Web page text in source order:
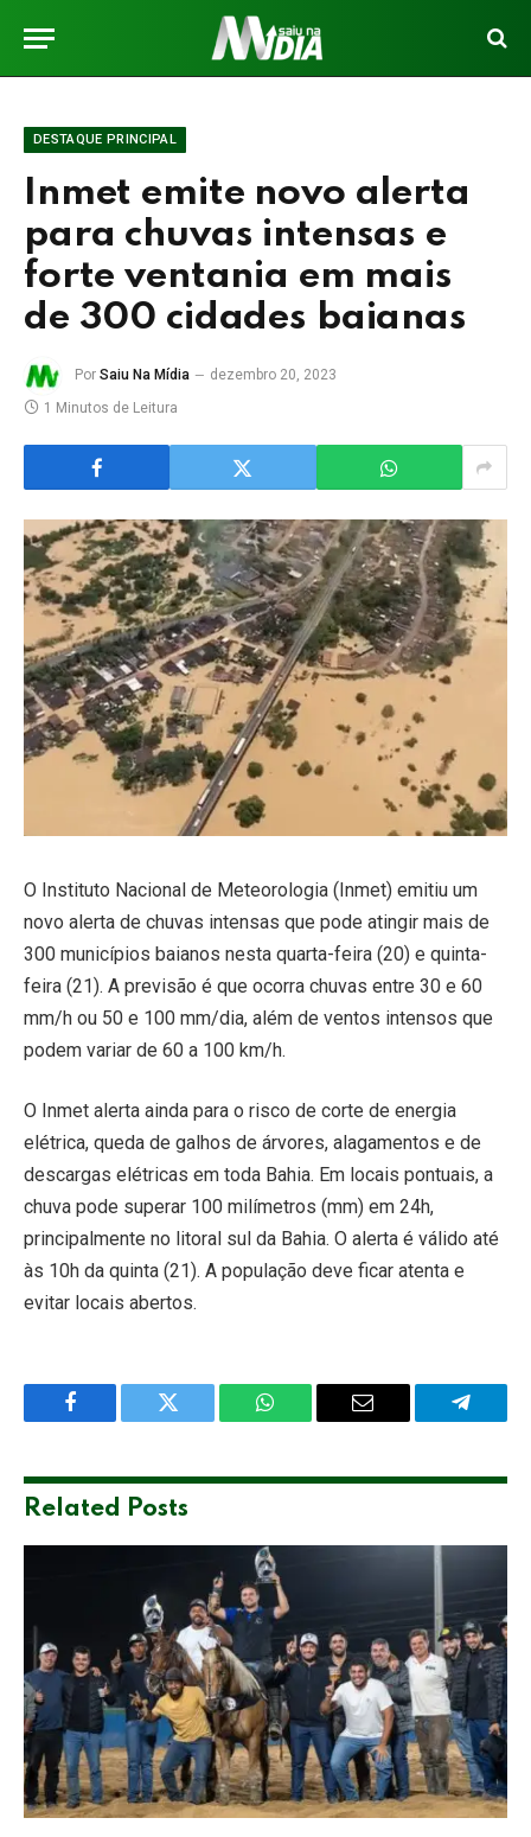
DESTAQUE PRINCIPAL
Inmet emite novo alerta
para chuvas intensas e
forte ventania em mais
de 300 cidades baianas
Por Saiu Na Mídia
dezembro 20, 2023
1 Minutos de Leitura
O Instituto Nacional de Meteorologia (Inmet) emitiu um
novo alerta de chuvas intensas que pode atingir mais de
300 municípios baianos nesta quarta-feira (20) e quinta-
feira (21). A previsão é que ocorra chuvas entre 30 e 60
mm/h ou 50 e 100 mm/dia, além de ventos intensos que
podem variar de 60 a 100 km/h.
O Inmet alerta ainda para o risco de corte de energia
elétrica, queda de galhos de árvores, alagamentos e de
descargas elétricas em toda Bahia. Em locais pontuais, a
chuva pode superar 100 milímetros (mm) em 24h,
principalmente no litoral sul da Bahia. O alerta é válido até
às 10h da quinta (21). A população deve ficar atenta e
evitar locais abertos.
Facebook Twitter WhatsApp Email
Related Posts